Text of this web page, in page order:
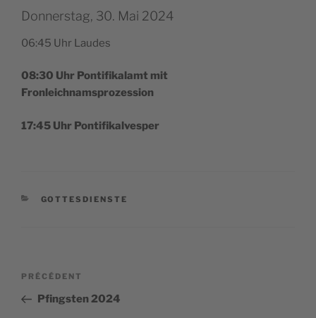
Donnerstag, 30. Mai 2024
06:45 Uhr Laudes
08:30 Uhr Pon­ti­fi­ka­lamt mit
Fronleichnamsprozession
17:45 Uhr Pontifikalvesper
CATÉGORIES
GOTTESDIENSTE
Navigation
l’article
Article
précédent
PRÉCÉDENT
Pfingsten 2024